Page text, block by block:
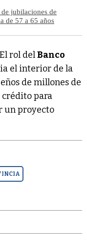
jubilaciones de
de 57 a 65 años
rol delBanco
el interior de la
de millones de
crédito para
un proyecto